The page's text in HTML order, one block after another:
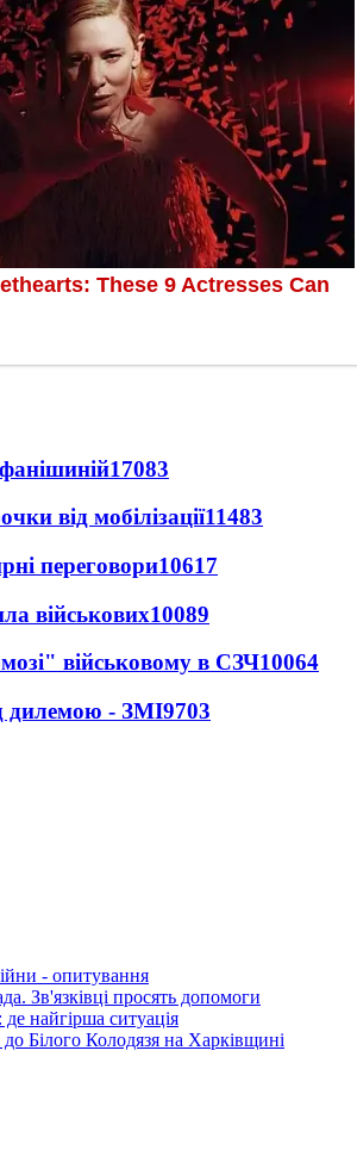
17083
від мобілізації11483
переговори10617
військових10089
військовому в СЗЧ10064
дилемою - ЗМІ9703
- опитування
Зв'язківці просять допомоги
найгірша ситуація
Білого Колодязя на Харківщині